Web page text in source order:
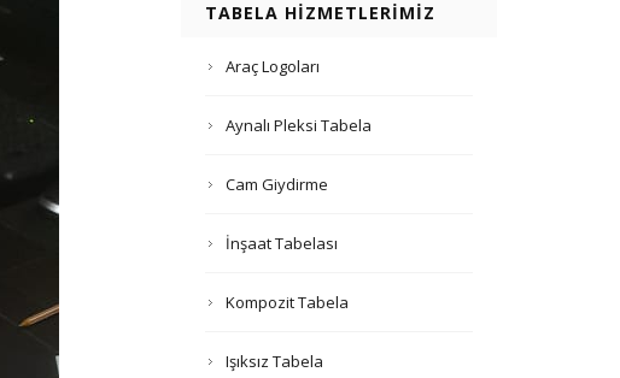
TABELA HIZMETLERIMIZ
Araç Logoları
Aynalı Pleksi Tabela
Cam Giydirme
İnşaat Tabelası
Kompozit Tabela
Işıksız Tabela